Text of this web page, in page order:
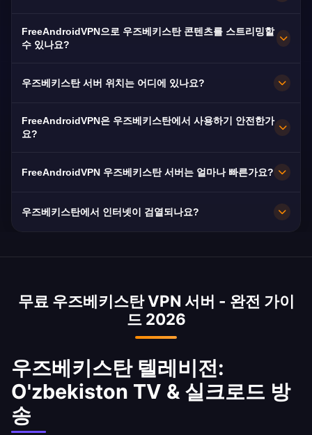
무료입니다. 우즈베키스탄의 인터넷 검열을 우회
FreeAndroidVPN으로 우즈베키스탄 콘텐츠를 스트리밍할
수 있나요?
우즈베키스탄 VPN은 O'zbekiston TV에 최적화되
어 원활한 우즈베크어 스트리밍을 제공합니다.
우즈베키스탄 서버 위치는 어디에 있나요?
트, 사마르칸트, 부하라에 여러 고속 서버를 유지합
을 제공합니다. 위치와 필요에 따라 앱에서 원하는
을 수 있습니다.
FreeAndroidVPN은 우즈베키스탄에서 사용하기 안전한가
요?
네. AES-256 암호화와 엄격한 노로그 정책을 사용
합니다. 인터넷이 검열되는 우즈베키스탄에서 특
FreeAndroidVPN 우즈베키스탄 서버는 얼마나 빠른가요?
속도 20Mbps는 Uztelecom 광섬유 확장으로 개
우즈베키스탄에서 인터넷이 검열되나요?
부 소셜 미디어를 차단하며, 통신을 모니터링합니
2016년 개혁 이후 상황이 개선되었지만 여전히 상
당한 제한이 있습니다.
무료 우즈베키스탄 VPN 서버 - 완전 가이
드 2026
우즈베키스탄 텔레비전:
O'zbekiston TV & 실크로드 방
송